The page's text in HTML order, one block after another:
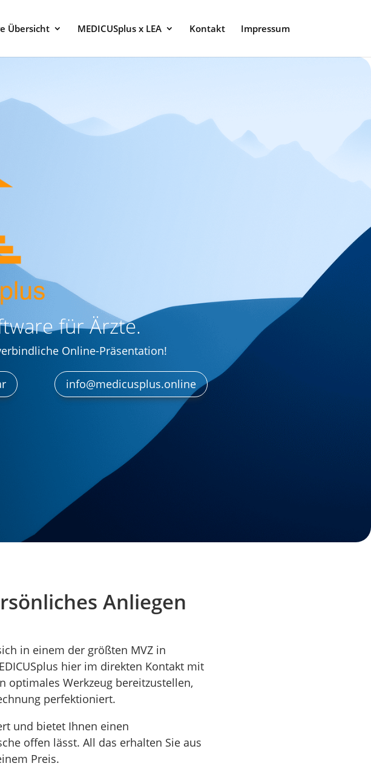
Übersicht MEDICUSplus x LEA Kontakt Impressum
für Ärzte.
Online-Präsentation!
info@medicusplus.online
Anliegen
in einem der größten MVZ in
hier im direkten Kontakt mit
optimales Werkzeug bereitzustellen,
perfektioniert.
und bietet Ihnen einen
offen lässt. All das erhalten Sie aus
Preis.